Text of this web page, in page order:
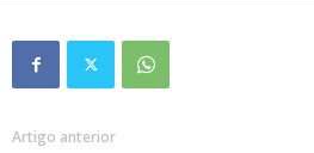
Artigo anterior